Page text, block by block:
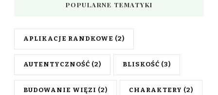
POPULARNE TEMATYKI
APLIKACJE RANDKOWE (2)
AUTENTYCZNOŚĆ (2) BLISKOŚĆ (3)
BUDOWANIE WIĘZI (2) CHARAKTERY (2)